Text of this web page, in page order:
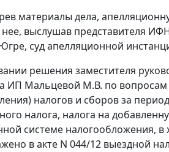
материалы дела,
выслушав представителя
суд апелляционной
решения заместителя
ИП Мальцевой М.В. по вопросам
налогов и сборов за
налога, налога на
системе налогообложения, в
в акте N 044/12 выездной